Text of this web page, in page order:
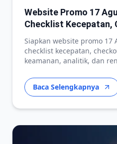
Website Promo 17
Checklist Kecepatan,
dan Kesiapan Server
Siapkan website promo 17
checklist kecepatan,
keamanan, analitik, dan
Baca Selengkapnya